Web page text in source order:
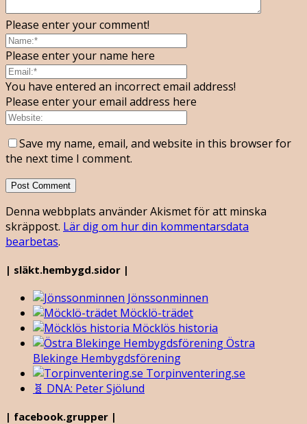
Please enter your comment!
Please enter your name here
You have entered an incorrect email address!
Please enter your email address here
Save my name, email, and website in this browser for
the next time I comment.
Denna webbplats använder Akismet för att minska
skräppost. Lär dig om hur din kommentarsdata
bearbetas.
| släkt.hembygd.sidor |
Jönssonminnen
Möcklö-trädet
Möcklös historia
Östra
Blekinge Hembygdsförening
Torpinventering.se
🧬 DNA: Peter Sjölund
| facebook.grupper |